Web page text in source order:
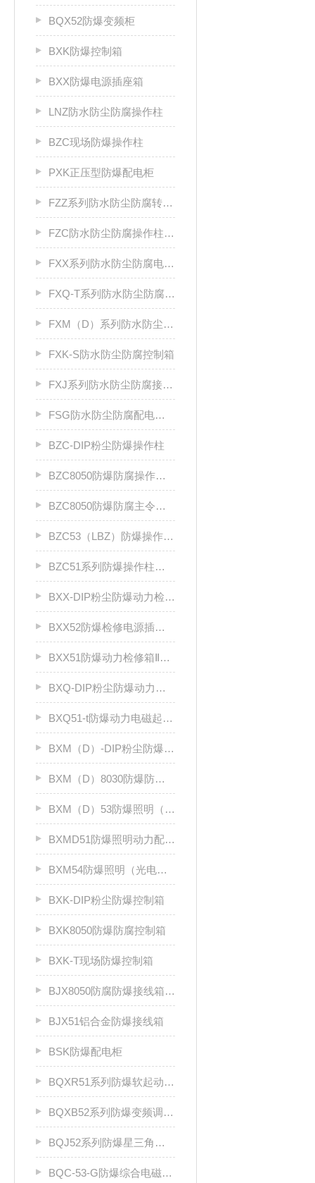
BQX52防爆变频柜
BXK防爆控制箱
BXX防爆电源插座箱
LNZ防水防尘防腐操作柱
BZC现场防爆操作柱
PXK正压型防爆配电柜
FZZ系列防水防尘防腐转换开关
FZC防水防尘防腐操作柱厂家
FXX系列防水防尘防腐电源插座箱
FXQ-T系列防水防尘防腐动力（电磁）起动箱
FXM（D）系列防水防尘防腐照明（动力）配电箱
FXK-S防水防尘防腐控制箱
FXJ系列防水防尘防腐接线箱
FSG防水防尘防腐配电柜厂家
BZC-DIP粉尘防爆操作柱
BZC8050防爆防腐操作柱（ⅡC级）
BZC8050防爆防腐主令控制器
BZC53（LBZ）防爆操作柱llC
BZC51系列防爆操作柱（Ⅱ B）LCZ
BXX-DIP粉尘防爆动力检修箱DIP A20
BXX52防爆检修电源插座箱ⅡB、ⅡC
BXX51防爆动力检修箱ⅡB、ⅡC
BXQ-DIP粉尘防爆动力（电磁）起动箱
BXQ51-t防爆动力电磁起动箱
BXM（D）-DIP粉尘防爆照明（动力）配电箱
BXM（D）8030防爆防腐照明动力配电箱（Ⅱ C）
BXM（D）53防爆照明（动力）配电箱ⅡC
BXMD51防爆照明动力配电箱
BXM54防爆照明（光电效应）配电箱
BXK-DIP粉尘防爆控制箱
BXK8050防爆防腐控制箱
BXK-T现场防爆控制箱
BJX8050防腐防爆接线箱厂家
BJX51铝合金防爆接线箱
BSK防爆配电柜
BQXR51系列防爆软起动器（ⅡB）
BQXB52系列防爆变频调速箱（II B）
BQJ52系列防爆星三角起动箱（Ⅱ B）
BQC-53-G防爆综合电磁起动器